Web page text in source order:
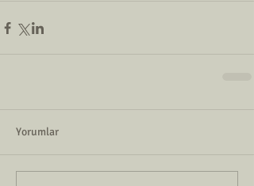
Yorumlar